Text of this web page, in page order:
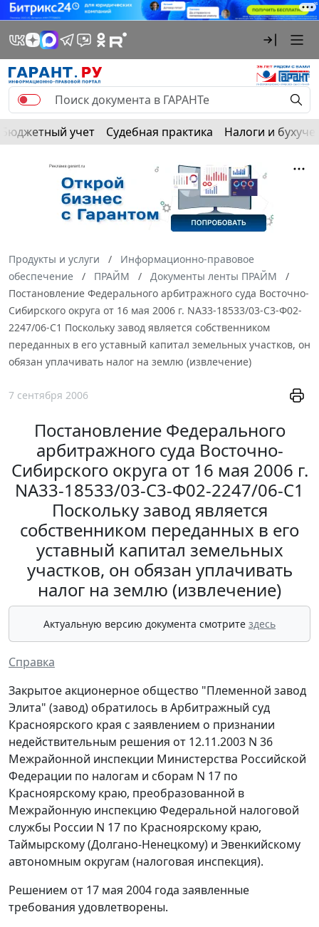
Бюджетный учет Судебная практика Налоги и
Продукты и услуги
Информационно-правовое
обеспечение
ПРАЙМ
Документы ленты ПРАЙМ
Постановление Федерального арбитражного суда Восточно-
Сибирского округа от 16 мая 2006 г. NА33-18533/03-С3-Ф02-
2247/06-С1 Поскольку завод является собственником
переданных в его уставный капитал земельных участков, он
обязан уплачивать налог на землю (извлечение)
7 сентября 2006
Постановление Федерального
арбитражного суда Восточно-
Сибирского округа от 16 мая 2006 г.
NА33-18533/03-С3-Ф02-2247/06-С1
Поскольку завод является
собственником переданных в его
уставный капитал земельных
участков, он обязан уплачивать
налог на землю (извлечение)
Актуальную версию документа смотрите здесь
Справка
Закрытое акционерное общество "Племенной завод
Элита" (завод) обратилось в Арбитражный суд
Красноярского края с заявлением о признании
недействительным решения от 12.11.2003 N 36
Межрайонной инспекции Министерства Российской
Федерации по налогам и сборам N 17 по
Красноярскому краю, преобразованной в
Межрайонную инспекцию Федеральной налоговой
службы России N 17 по Красноярскому краю,
Таймырскому (Долгано-Ненецкому) и Эвенкийскому
автономным округам (налоговая инспекция).
Решением от 17 мая 2004 года заявленные
требования удовлетворены.